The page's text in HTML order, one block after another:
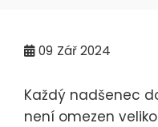
09 Zář 2024
Každý nadšenec
není omezen